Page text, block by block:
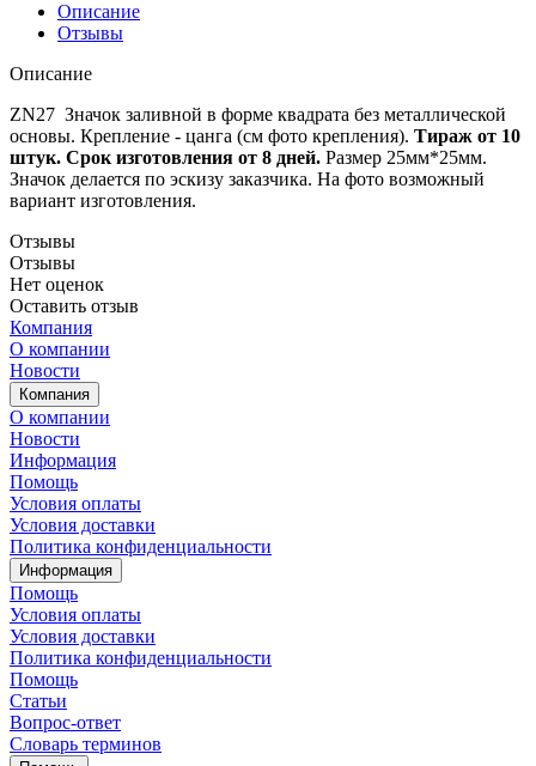
Описание
Отзывы
Описание
ZN27 Значок заливной в форме квадрата без металлической
основы. Крепление - цанга (см фото крепления). Тираж от 10
штук. Срок изготовления от 8 дней. Размер 25мм*25мм.
Значок делается по эскизу заказчика. На фото возможный
вариант изготовления.
Отзывы
Отзывы
Нет оценок
Оставить отзыв
Компания
О компании
Новости
Компания
О компании
Новости
Информация
Помощь
Условия оплаты
Условия доставки
Политика конфиденциальности
Информация
Помощь
Условия оплаты
Условия доставки
Политика конфиденциальности
Помощь
Статьи
Вопрос-ответ
Словарь терминов